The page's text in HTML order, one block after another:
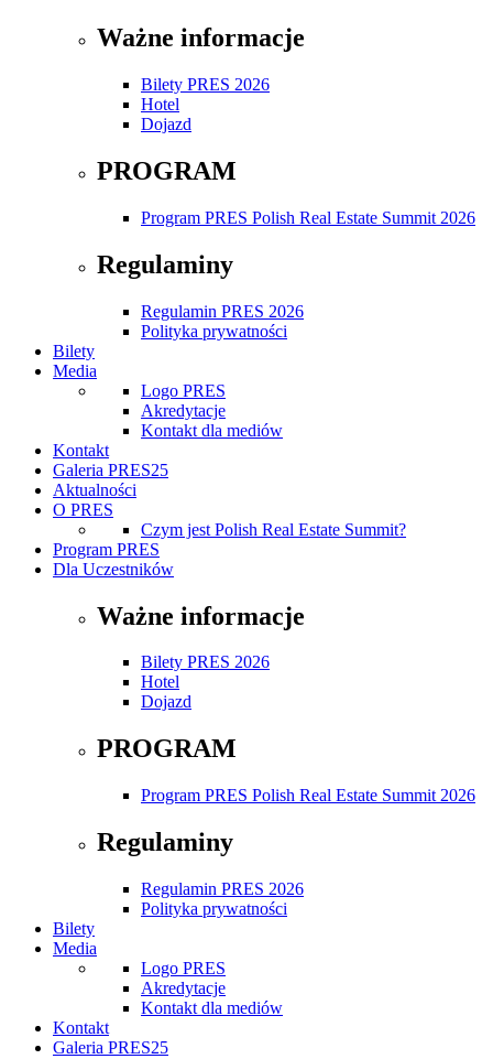
Ważne informacje
Bilety PRES 2026
Hotel
Dojazd
PROGRAM
Program PRES Polish Real Estate Summit 2026
Regulaminy
Regulamin PRES 2026
Polityka prywatności
Bilety
Media
Logo PRES
Akredytacje
Kontakt dla mediów
Kontakt
Galeria PRES25
Aktualności
O PRES
Czym jest Polish Real Estate Summit?
Program PRES
Dla Uczestników
Ważne informacje
Bilety PRES 2026
Hotel
Dojazd
PROGRAM
Program PRES Polish Real Estate Summit 2026
Regulaminy
Regulamin PRES 2026
Polityka prywatności
Bilety
Media
Logo PRES
Akredytacje
Kontakt dla mediów
Kontakt
Galeria PRES25